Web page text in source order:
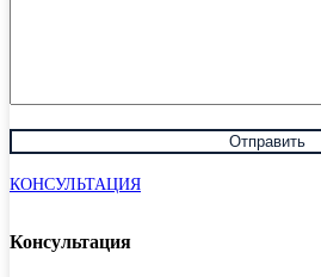
КОНСУЛЬТАЦИЯ
Консультация